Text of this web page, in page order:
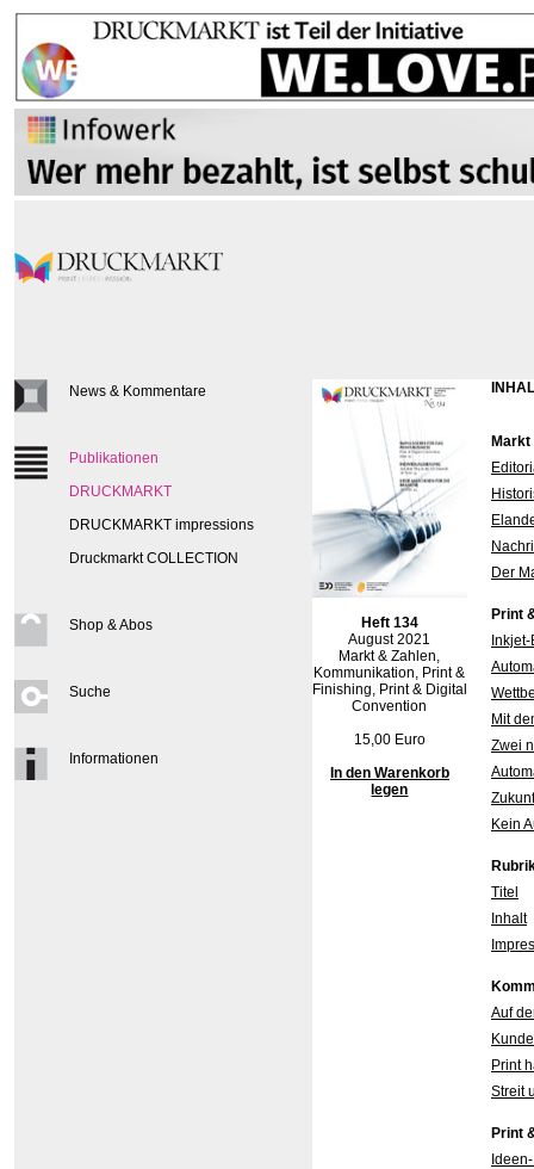
News & Kommentare
Publikationen
DRUCKMARKT
DRUCKMARKT impressions
Druckmarkt COLLECTION
Shop & Abos
Suche
Informationen
Heft 134
August 2021
Markt & Zahlen,
Kommunikation, Print &
Finishing, Print & Digital
Convention
15,00 Euro
In den Warenkorb
legen
Markt
Der
Print
Mit
Zwei
Kein
Titel
Inhalt
Auf
Print
Streit
Print